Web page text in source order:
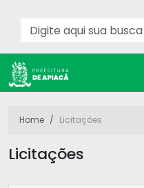
Home Licitações
Licitações